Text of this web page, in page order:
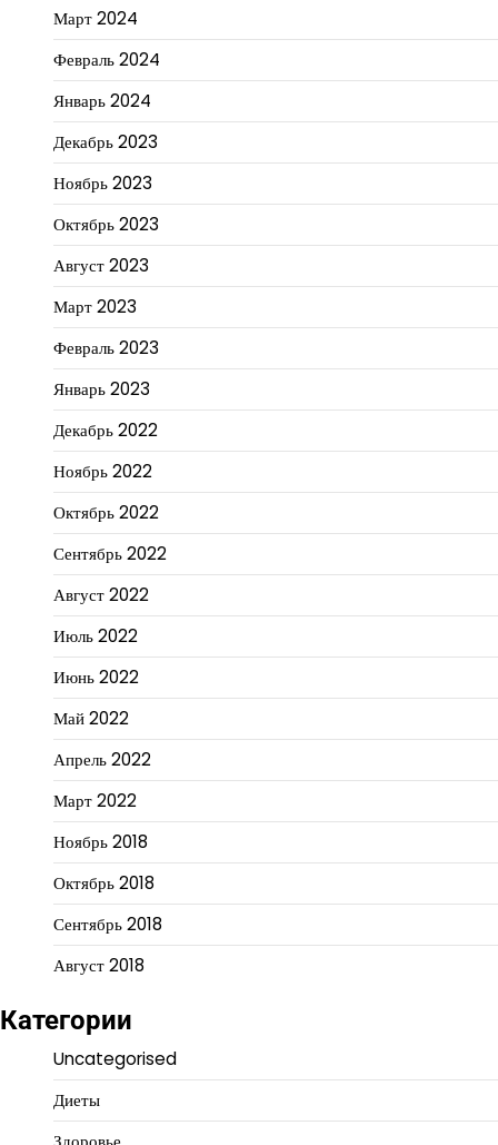
Март 2024
Февраль 2024
Январь 2024
Декабрь 2023
Ноябрь 2023
Октябрь 2023
Август 2023
Март 2023
Февраль 2023
Январь 2023
Декабрь 2022
Ноябрь 2022
Октябрь 2022
Сентябрь 2022
Август 2022
Июль 2022
Июнь 2022
Май 2022
Апрель 2022
Март 2022
Ноябрь 2018
Октябрь 2018
Сентябрь 2018
Август 2018
Категории
Uncategorised
Диеты